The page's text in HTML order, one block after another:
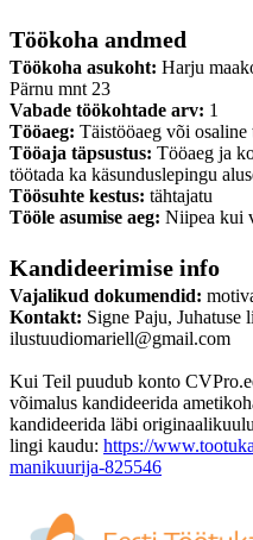
Töökoha andmed
Töökoha asukoht: Harju
Pärnu mnt 23
Vabade töökohtade arv: 1
Tööaeg: Täistööaeg või osaline
Tööaja täpsustus: Tööaeg ja
töötada ka käsunduslepingu
Töösuhte kestus: tähtajatu
Tööle asumise aeg: Niipea kui
Kandideerimise info
Vajalikud dokumendid:
Kontakt: Signe Paju, Juhatuse
ilustuudiomariell@gmail.com
Kui Teil puudub konto
võimalus kandideerida
kandideerida läbi
lingi kaudu: https://
manikuurija-825546